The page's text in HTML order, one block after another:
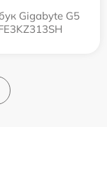
Gigabyte G5